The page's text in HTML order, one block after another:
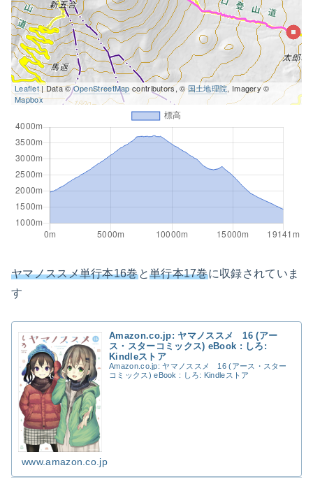
Leaflet| Data ©OpenStreetMapcontributors, ©国土地理院, Imagery ©
Mapbox
ヤマノススメ単行本16巻と単行本17巻に収録されていま
す
Amazon.co.jp: ヤマノススメ 16 (アー
ス・スターコミックス) eBook : しろ:
Kindleストア
Amazon.co.jp: ヤマノススメ 16 (アース・スター
コミックス) eBook : しろ: Kindleストア
www.amazon.co.jp